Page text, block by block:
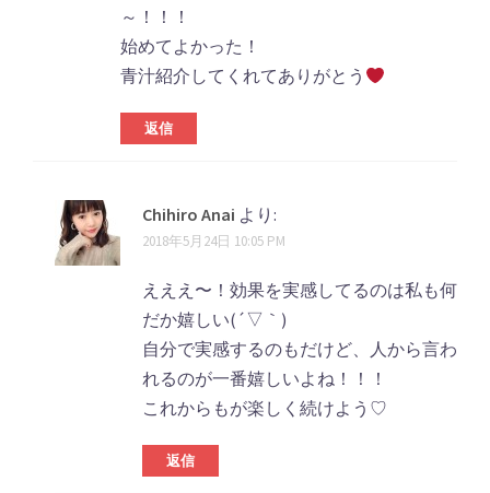
～！！！
始めてよかった！
青汁紹介してくれてありがとう
返信
Chihiro Anai より:
2018年5月24日 10:05 PM
えええ〜！効果を実感してるのは私も何
だか嬉しい(´▽｀)
自分で実感するのもだけど、人から言わ
れるのが一番嬉しいよね！！！
これからもが楽しく続けよう♡
返信